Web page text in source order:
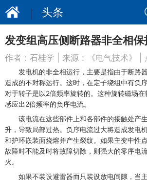
头条
发变组高压侧断路器非全相
作者： 石桂学 | 来源： 《电气技术》 |
发电机的非全相运行，主要是指由于断路
造成的不对称运行。这时，在定子绕组中有负
对于转子是以2倍频率旋转的。这种旋转磁场
感应出2倍频率的负序电流。
该电流在这些部件上和各部件的接触处产
升，导致局部过热。负序电流过大将造成发电
和护环嵌装面烧熔并产生裂纹。如果主变中性
故障时不能及时将故障切除，则强大的零序电
火。
如果不装设避雷器而只装设放电间隙，当